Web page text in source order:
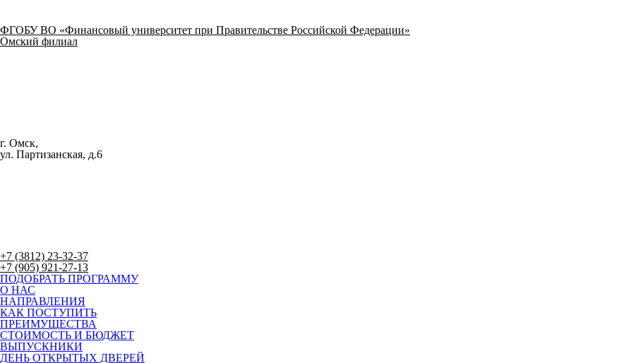
ФГОБУ ВО «Финансовый университет при Правительстве Российской Федерации»
Омский филиал
г. Омск,
ул. Партизанская, д.6
+7 (3812) 23-32-37
+7 (905) 921-27-13
ПОДОБРАТЬ ПРОГРАММУ
О НАС
НАПРАВЛЕНИЯ
КАК ПОСТУПИТЬ
ПРЕИМУЩЕСТВА
СТОИМОСТЬ И БЮДЖЕТ
ВЫПУСКНИКИ
ДЕНЬ ОТКРЫТЫХ ДВЕРЕЙ